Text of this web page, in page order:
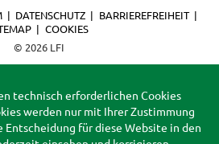
© 2026 LFI
DATENSCHUTZ
BARRIEREFREIHEIT
COOKIES
technisch erforderlichen Cookies
werden nur mit Ihrer Zustimmung
Entscheidung für diese Website in den